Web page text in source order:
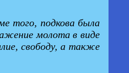
того, подкова была
молота в виде
свободу, а также